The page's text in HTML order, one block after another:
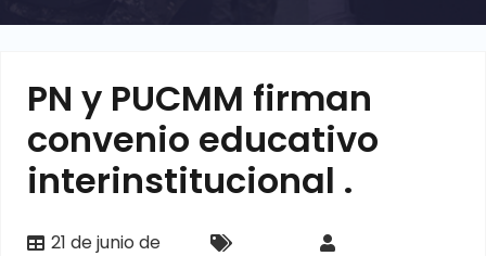
PN y PUCMM firman
convenio educativo
interinstitucional .
21 de junio de